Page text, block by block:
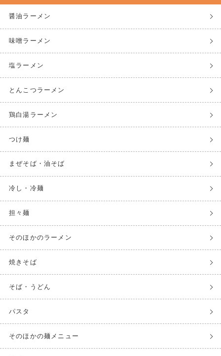
醤油ラーメン
味噌ラーメン
塩ラーメン
とんこつラーメン
鶏白湯ラーメン
つけ麺
まぜそば・油そば
冷し・冷麺
担々麺
そのほかのラーメン
焼きそば
そば・うどん
パスタ
そのほかの麺メニュー